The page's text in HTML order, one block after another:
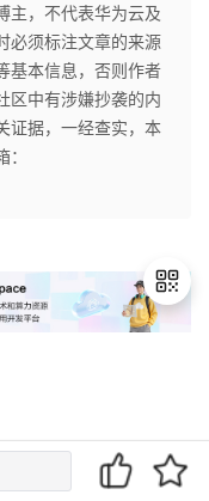
主，不代表华为云及
必须标注文章的来源
基本信息，否则作者
区中有涉嫌抄袭的内
证据，一经查实，本